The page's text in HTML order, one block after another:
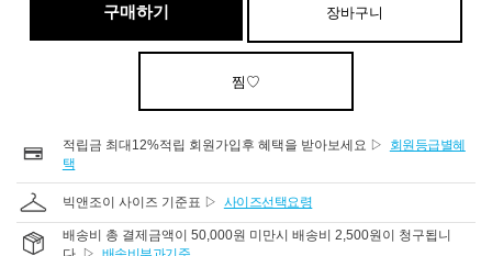
구매하기 장바구니
찜♡
적립금 최대12%적립 회원가입후 혜택을 받아보세요 ▷
회원등급별혜
택
빅앤조이 사이즈 기준표 ▷ 사이즈선택요령
배송비 총 결제금액이 50,000원 미만시 배송비 2,500원이 청구됩니